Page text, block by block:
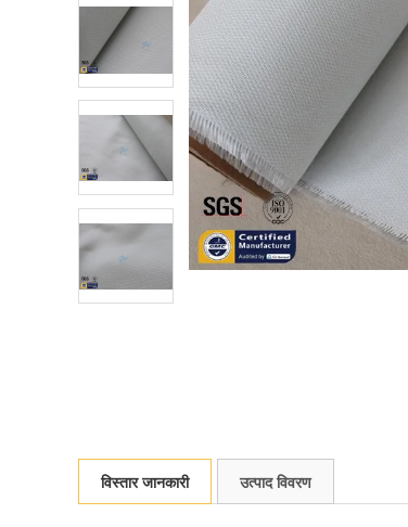
विस्तार जानकारी उत्पाद विवरण